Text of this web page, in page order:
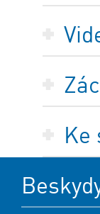
Ke